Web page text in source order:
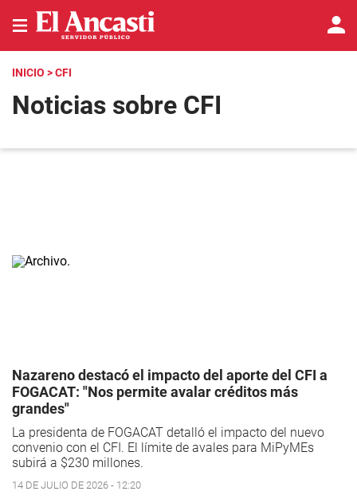
INICIO > CFI
Noticias sobre CFI
Nazareno destacó el impacto del aporte del CFI a
FOGACAT: "Nos permite avalar créditos más
grandes"
La presidenta de FOGACAT detalló el impacto del nuevo
convenio con el CFI. El límite de avales para MiPyMEs
subirá a $230 millones.
14 DE JULIO DE 2026 - 12:20